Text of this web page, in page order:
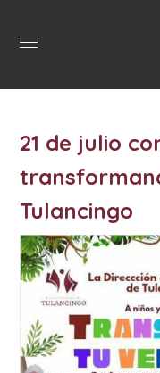
21 de julio
Tulancingo